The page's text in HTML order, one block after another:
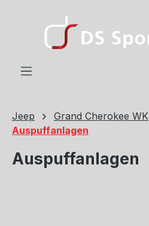
Zum Hauptinhalt springen
Jeep Grand Cherokee WK
Auspuffanlagen
Auspuffanlagen